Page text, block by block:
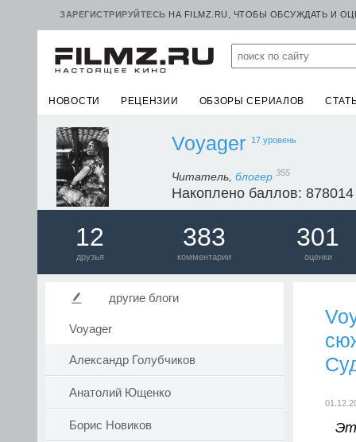
ЗАРЕГИСТРИРУЙТЕСЬ НА FILMZ.RU, ЧТОБЫ ОБСУЖДАТЬ И
НОВОСТИ РЕЦЕНЗИИ ОБЗОРЫ СЕРИАЛОВ
Voyager 17 уровень
Читатель, блогер 355
Накоплено баллов: 878014
12
друзья
383
комментарии
301
оценки
другие блоги
Voyager
Александр Голубчиков
Анатолий Ющенко
Борис Новиков